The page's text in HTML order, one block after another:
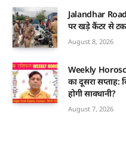
Jalandhar
पर खड़े कैंटर से
August 8, 2026
Weekly
का दूसरा सप्ताह:
होगी सावधानी?
August 7, 2026